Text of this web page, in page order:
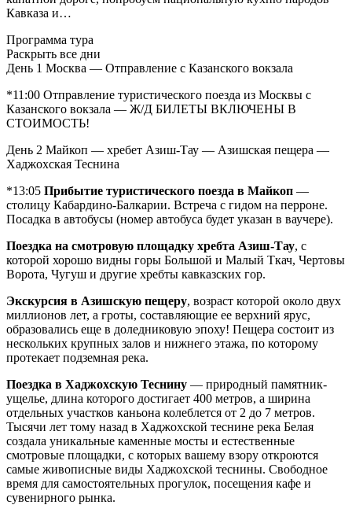
Кавказа и…
Программа тура
Раскрыть все дни
День 1 Москва — Отправление с Казанского вокзала
*11:00 Отправление туристического поезда из Москвы с
Казанского вокзала — Ж/Д БИЛЕТЫ ВКЛЮЧЕНЫ В
СТОИМОСТЬ!
День 2 Майкоп — хребет Азиш-Тау — Азишская пещера —
Хаджохская Теснина
*13:05 Прибытие туристического поезда в Майкоп —
столицу Кабардино-Балкарии. Встреча с гидом на перроне.
Посадка в автобусы (номер автобуса будет указан в ваучере).
Поездка на смотровую площадку хребта Азиш-Тау, с
которой хорошо видны горы Большой и Малый Ткач, Чертовы
Ворота, Чугуш и другие хребты кавказских гор.
Экскурсия в Азишскую пещеру, возраст которой около двух
миллионов лет, а гроты, составляющие ее верхний ярус,
образовались еще в доледниковую эпоху! Пещера состоит из
нескольких крупных залов и нижнего этажа, по которому
протекает подземная река.
Поездка в Хаджохскую Теснину — природный памятник-
ущелье, длина которого достигает 400 метров, а ширина
отдельных участков каньона колеблется от 2 до 7 метров.
Тысячи лет тому назад в Хаджохской теснине река Белая
создала уникальные каменные мосты и естественные
смотровые площадки, с которых вашему взору откроются
самые живописные виды Хаджохской теснины. Свободное
время для самостоятельных прогулок, посещения кафе и
сувенирного рынка.